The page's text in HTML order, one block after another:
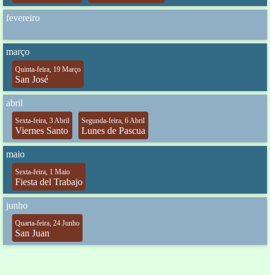
fevereiro
março
Quinta-feira, 19 Março
San José
abril
Sexta-feira, 3 Abril
Viernes Santo
Segunda-feira, 6 Abril
Lunes de Pascua
maio
Sexta-feira, 1 Maio
Fiesta del Trabajo
junho
Quarta-feira, 24 Junho
San Juan